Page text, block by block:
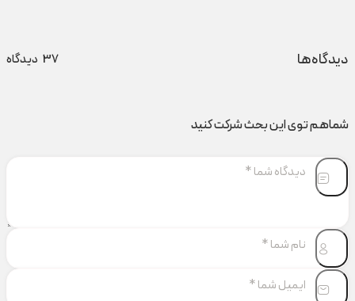
دیدگاه‌ها 37 دیدگاه
شماهم توی این بحث شرکت کنید